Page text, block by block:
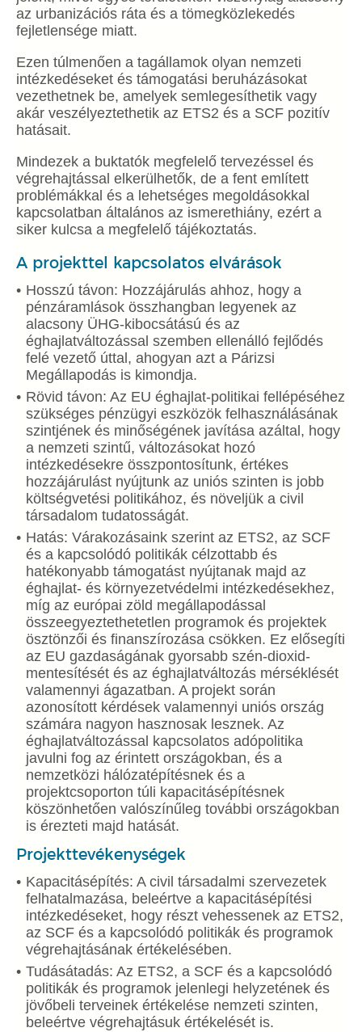
az urbanizációs ráta és a tömegközlekedés
fejletlensége miatt.
Ezen túlmenően a tagállamok olyan nemzeti
intézkedéseket és támogatási beruházásokat
vezethetnek be, amelyek semlegesíthetik vagy
akár veszélyeztethetik az ETS2 és a SCF pozitív
hatásait.
Mindezek a buktatók megfelelő tervezéssel és
végrehajtással elkerülhetők, de a fent említett
problémákkal és a lehetséges megoldásokkal
kapcsolatban általános az ismerethiány, ezért a
siker kulcsa a megfelelő tájékoztatás.
A projekttel kapcsolatos elvárások
Hosszú távon: Hozzájárulás ahhoz, hogy a
pénzáramlások összhangban legyenek az
alacsony ÜHG-kibocsátású és az
éghajlatváltozással szemben ellenálló fejlődés
felé vezető úttal, ahogyan azt a Párizsi
Megállapodás is kimondja.
Rövid távon: Az EU éghajlat-politikai fellépéséhez
szükséges pénzügyi eszközök felhasználásának
szintjének és minőségének javítása azáltal, hogy
a nemzeti szintű, változásokat hozó
intézkedésekre összpontosítunk, értékes
hozzájárulást nyújtunk az uniós szinten is jobb
költségvetési politikához, és növeljük a civil
társadalom tudatosságát.
Hatás: Várakozásaink szerint az ETS2, az SCF
és a kapcsolódó politikák célzottabb és
hatékonyabb támogatást nyújtanak majd az
éghajlat- és környezetvédelmi intézkedésekhez,
míg az európai zöld megállapodással
összeegyeztethetetlen programok és projektek
ösztönzői és finanszírozása csökken. Ez elősegíti
az EU gazdaságának gyorsabb szén-dioxid-
mentesítését és az éghajlatváltozás mérséklését
valamennyi ágazatban. A projekt során
azonosított kérdések valamennyi uniós ország
számára nagyon hasznosak lesznek. Az
éghajlatváltozással kapcsolatos adópolitika
javulni fog az érintett országokban, és a
nemzetközi hálózatépítésnek és a
projektcsoporton túli kapacitásépítésnek
köszönhetően valószínűleg további országokban
is érezteti majd hatását.
Projekttevékenységek
Kapacitásépítés: A civil társadalmi szervezetek
felhatalmazása, beleértve a kapacitásépítési
intézkedéseket, hogy részt vehessenek az ETS2,
az SCF és a kapcsolódó politikák és programok
végrehajtásának értékelésében.
Tudásátadás: Az ETS2, a SCF és a kapcsolódó
politikák és programok jelenlegi helyzetének és
jövőbeli terveinek értékelése nemzeti szinten,
beleértve végrehajtásuk értékelését is.